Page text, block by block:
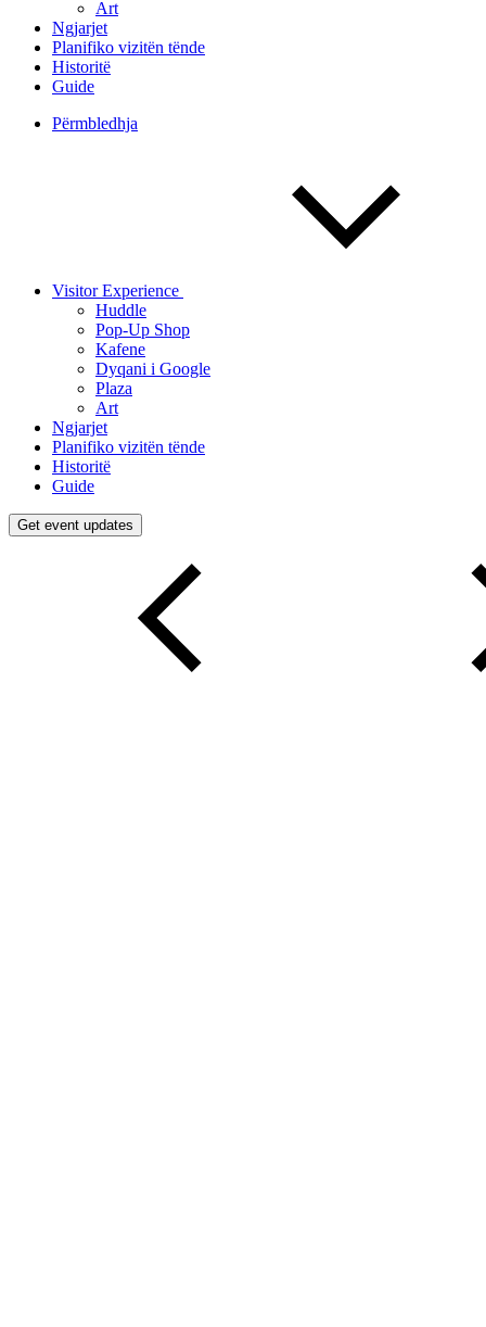
Art
Ngjarjet
Planifiko vizitën tënde
Historitë
Guide
Përmbledhja
Visitor Experience
Huddle
Pop-Up Shop
Kafene
Dyqani i Google
Plaza
Art
Ngjarjet
Planifiko vizitën tënde
Historitë
Guide
Get event updates